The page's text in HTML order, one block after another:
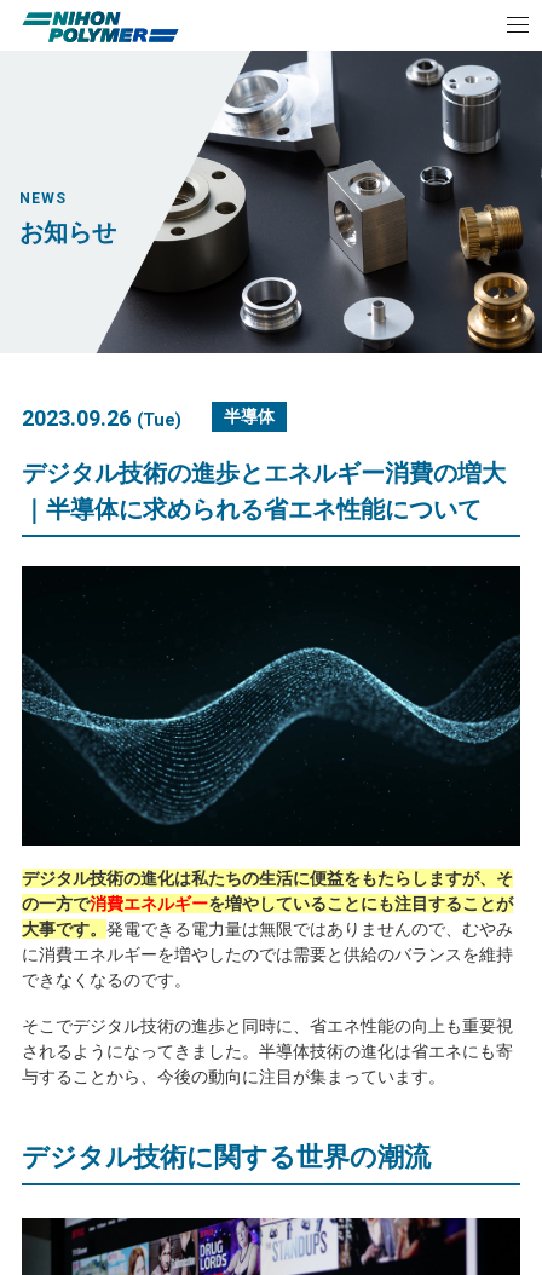
NEWS
お知らせ
2023.09.26 (Tue) 半導体
デジタル技術の進歩とエネルギー消費の増大
｜半導体に求められる省エネ性能について
デジタル技術の進化は私たちの生活に便益をもたらしますが、そ
の一方で消費エネルギーを増やしていることにも注目することが
大事です。 発電できる電力量は無限ではありませんので、むやみ
に消費エネルギーを増やしたのでは需要と供給のバランスを維持
できなくなるのです。
そこでデジタル技術の進歩と同時に、省エネ性能の向上も重要視
されるようになってきました。半導体技術の進化は省エネにも寄
与することから、今後の動向に注目が集まっています。
デジタル技術に関する世界の潮流